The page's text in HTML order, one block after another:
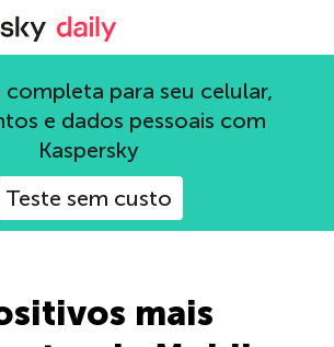
Blog oficial da Kaspersky
para seu celular,
e dados pessoais com
Kaspersky
Teste sem custo
mais